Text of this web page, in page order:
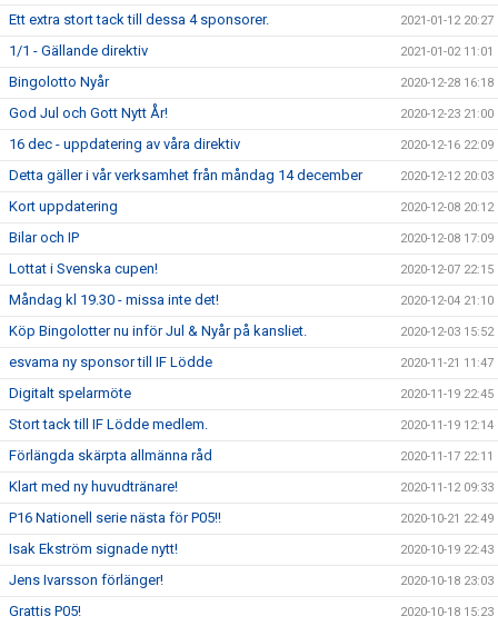
Ett extra stort tack till dessa 4 sponsorer. 2021-01-12 20:27
1/1 - Gällande direktiv 2021-01-02 11:01
Bingolotto Nyår 2020-12-28 16:18
God Jul och Gott Nytt År! 2020-12-23 21:00
16 dec - uppdatering av våra direktiv 2020-12-16 22:09
Detta gäller i vår verksamhet från måndag 14 december 2020-12-12 20:03
Kort uppdatering 2020-12-08 20:12
Bilar och IP 2020-12-08 17:09
Lottat i Svenska cupen! 2020-12-07 22:15
Måndag kl 19.30 - missa inte det! 2020-12-04 21:10
Köp Bingolotter nu inför Jul & Nyår på kansliet. 2020-12-03 15:52
esvama ny sponsor till IF Lödde 2020-11-21 11:47
Digitalt spelarmöte 2020-11-19 22:45
Stort tack till IF Lödde medlem. 2020-11-19 12:14
Förlängda skärpta allmänna råd 2020-11-17 22:11
Klart med ny huvudtränare! 2020-11-12 09:33
P16 Nationell serie nästa för P05!! 2020-10-21 22:49
Isak Ekström signade nytt! 2020-10-19 22:43
Jens Ivarsson förlänger! 2020-10-18 23:03
Grattis P05! 2020-10-18 15:23